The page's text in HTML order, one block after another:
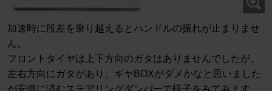
加速時に段差を乗り越えるとハンドルの振れが止まりませ
ん。
フロントタイヤは上下方向のガタはありませんでしたが、
左右方向にガタがあり、ギヤBOXがダメかなと思いました